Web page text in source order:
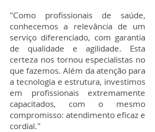
"Como profissionais de saúde,
conhecemos a relevância de um
serviço diferenciado, com garantia
de qualidade e agilidade. Esta
certeza nos tornou especialistas no
que fazemos. Além da atenção para
a tecnologia e estrutura, investimos
em profissionais extremamente
capacitados, com o mesmo
compromisso: atendimento eficaz e
cordial."